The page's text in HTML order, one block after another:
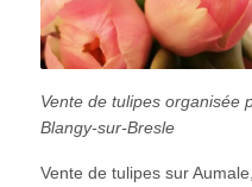
Vente de tulipes organisée
Blangy-sur-Bresle
Vente de tulipes sur